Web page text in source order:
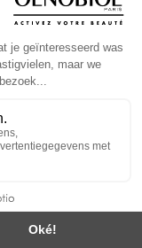
van een gevarieerde,
van kinderen houden.